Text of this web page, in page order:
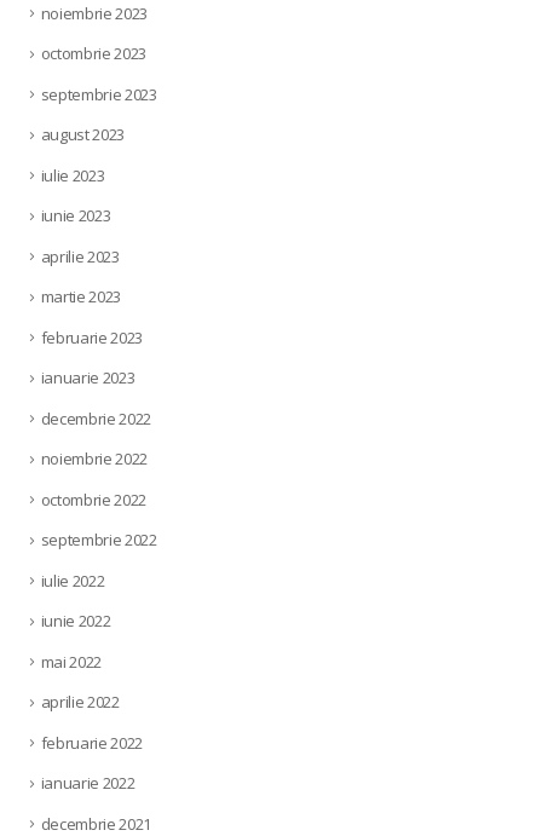
noiembrie 2023
octombrie 2023
septembrie 2023
august 2023
iulie 2023
iunie 2023
aprilie 2023
martie 2023
februarie 2023
ianuarie 2023
decembrie 2022
noiembrie 2022
octombrie 2022
septembrie 2022
iulie 2022
iunie 2022
mai 2022
aprilie 2022
februarie 2022
ianuarie 2022
decembrie 2021